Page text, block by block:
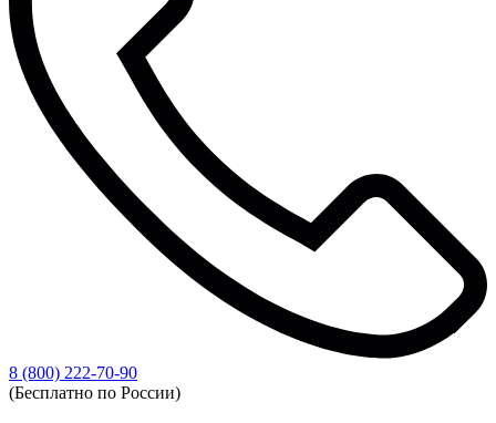
8 (800) 222-70-90
(Бесплатно по России)